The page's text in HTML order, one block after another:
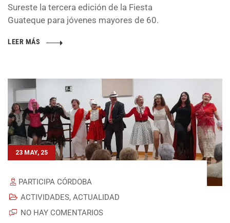
Sureste la tercera edición de la Fiesta
Guateque para jóvenes mayores de 60.
LEER MÁS
23 MAY, 25
PARTICIPA CÓRDOBA
ACTIVIDADES, ACTUALIDAD
NO HAY COMENTARIOS